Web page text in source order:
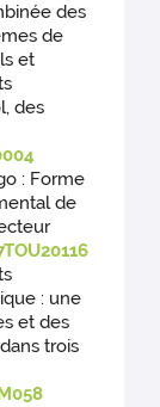
des
de
et
des
: Forme
de
: une
et des
trois